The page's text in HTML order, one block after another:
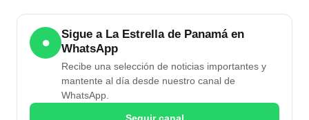
●
Sigue a La Estrella de Panamá en
WhatsApp
Recibe una selección de noticias importantes y
mantente al día desde nuestro canal de
WhatsApp.